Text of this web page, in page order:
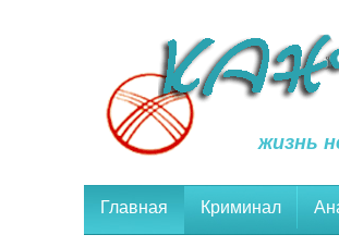
жизнь
Главная Криминал